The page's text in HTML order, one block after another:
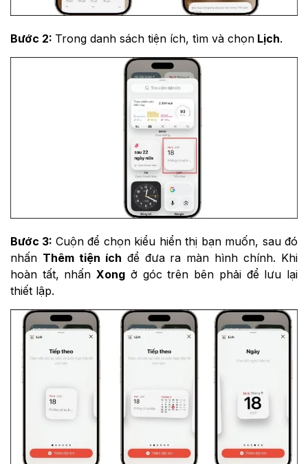
Bước 2: Trong danh sách tiện ích, tìm và chọn Lịch.
Bước 3: Cuộn để chọn kiểu hiển thị bạn muốn, sau đó
nhấn Thêm tiện ích để đưa ra màn hình chính. Khi
hoàn tất, nhấnXong ở góc trên bên phải để lưu lại
thiết lập.